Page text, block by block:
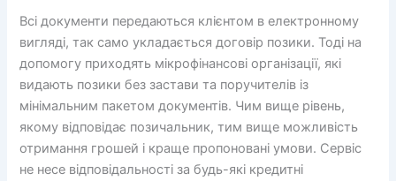
Всі документи передаються клієнтом в електронному
вигляді, так само укладається договір позики. Тоді на
допомогу приходять мікрофінансові організації, які
видають позики без застави та поручителів із
мінімальним пакетом документів. Чим вище рівень,
якому відповідає позичальник, тим вище можливість
отримання грошей і краще пропоновані умови. Сервіс
не несе відповідальності за будь-які кредитні